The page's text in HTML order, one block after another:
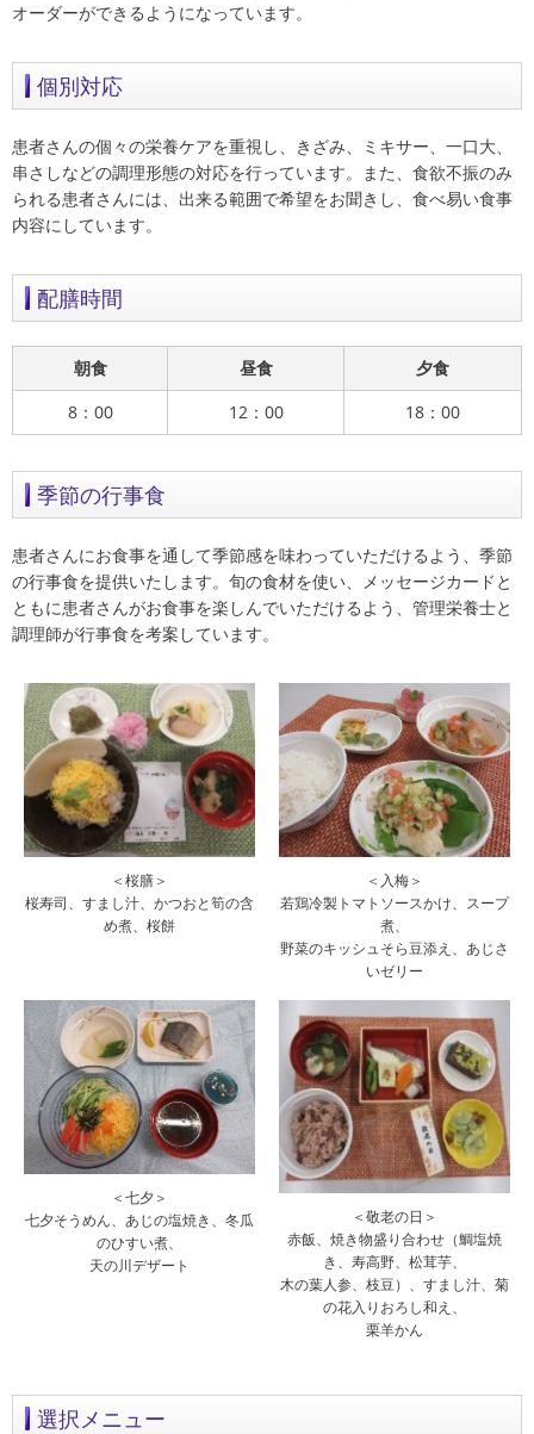
オーダーができるようになっています。
個別対応
患者さんの個々の栄養ケアを重視し、きざみ、ミキサー、一口大、
串さしなどの調理形態の対応を行っています。また、食欲不振のみ
られる患者さんには、出来る範囲で希望をお聞きし、食べ易い食事
内容にしています。
配膳時間
朝食 昼食
夕食
8：00
12：00 18：00
季節の行事食
患者さんにお食事を通して季節感を味わっていただけるよう、季節
の行事食を提供いたします。旬の食材を使い、メッセージカードと
ともに患者さんがお食事を楽しんでいただけるよう、管理栄養士と
調理師が行事食を考案しています。
＜桜膳＞
桜寿司、すまし汁、かつおと筍の含
め煮、桜餅
＜入梅＞
若鶏冷製トマトソースかけ、スープ
煮、
野菜のキッシュそら豆添え、あじさ
いゼリー
＜七夕＞
七夕そうめん、あじの塩焼き、冬瓜
のひすい煮、
天の川デザート
＜敬老の日＞
赤飯、焼き物盛り合わせ（鯛塩焼
き、寿高野、松茸芋、
木の葉人参、枝豆）、すまし汁、菊
の花入りおろし和え、
栗羊かん
選択メニュー